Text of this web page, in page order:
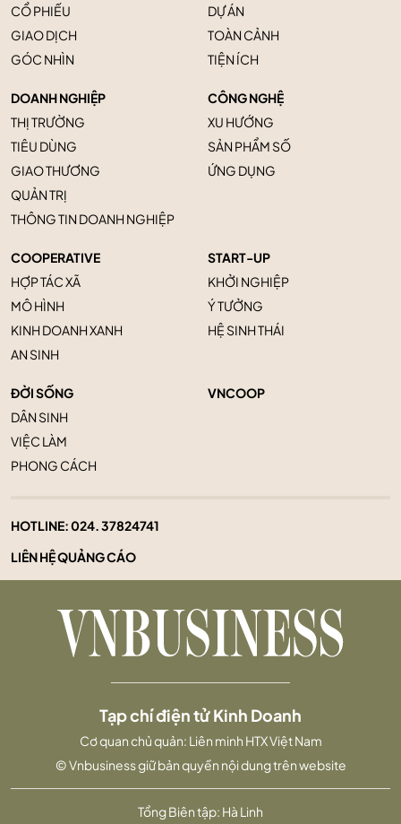
CỔ PHIẾU
GIAO DỊCH
GÓC NHÌN
DỰ ÁN
TOÀN CẢNH
TIỆN ÍCH
DOANH NGHIỆP
THỊ TRƯỜNG
TIÊU DÙNG
GIAO THƯƠNG
QUẢN TRỊ
THÔNG TIN DOANH NGHIỆP
CÔNG NGHỆ
XU HƯỚNG
SẢN PHẨM SỐ
ỨNG DỤNG
COOPERATIVE
HỢP TÁC XÃ
MÔ HÌNH
KINH DOANH XANH
AN SINH
START-UP
KHỞI NGHIỆP
Ý TƯỞNG
HỆ SINH THÁI
ĐỜI SỐNG
DÂN SINH
VIỆC LÀM
PHONG CÁCH
VNCOOP
HOTLINE:024. 37824741
LIÊN HỆ QUẢNG CÁO
Tổng Biên tập: Hà Linh
Tạp chí điện tử Kinh Doanh
Cơ quan chủ quản: Liên minh HTX Việt Nam
© Vnbusiness giữ bản quyền nội dung trên website